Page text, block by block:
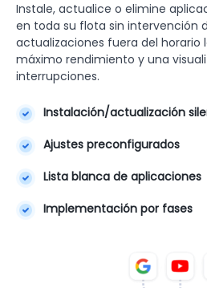
Instale, actualice o elimine
en toda su flota sin intervención
actualizaciones fuera del horario
máximo rendimiento y una
interrupciones.
Instalación/actualización
Ajustes preconfigurados
Lista blanca de aplicaciones
Implementación por fases